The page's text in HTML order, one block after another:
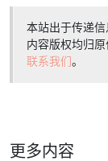
本站出于传递信
内容版权均归
联系我们。
更多内容